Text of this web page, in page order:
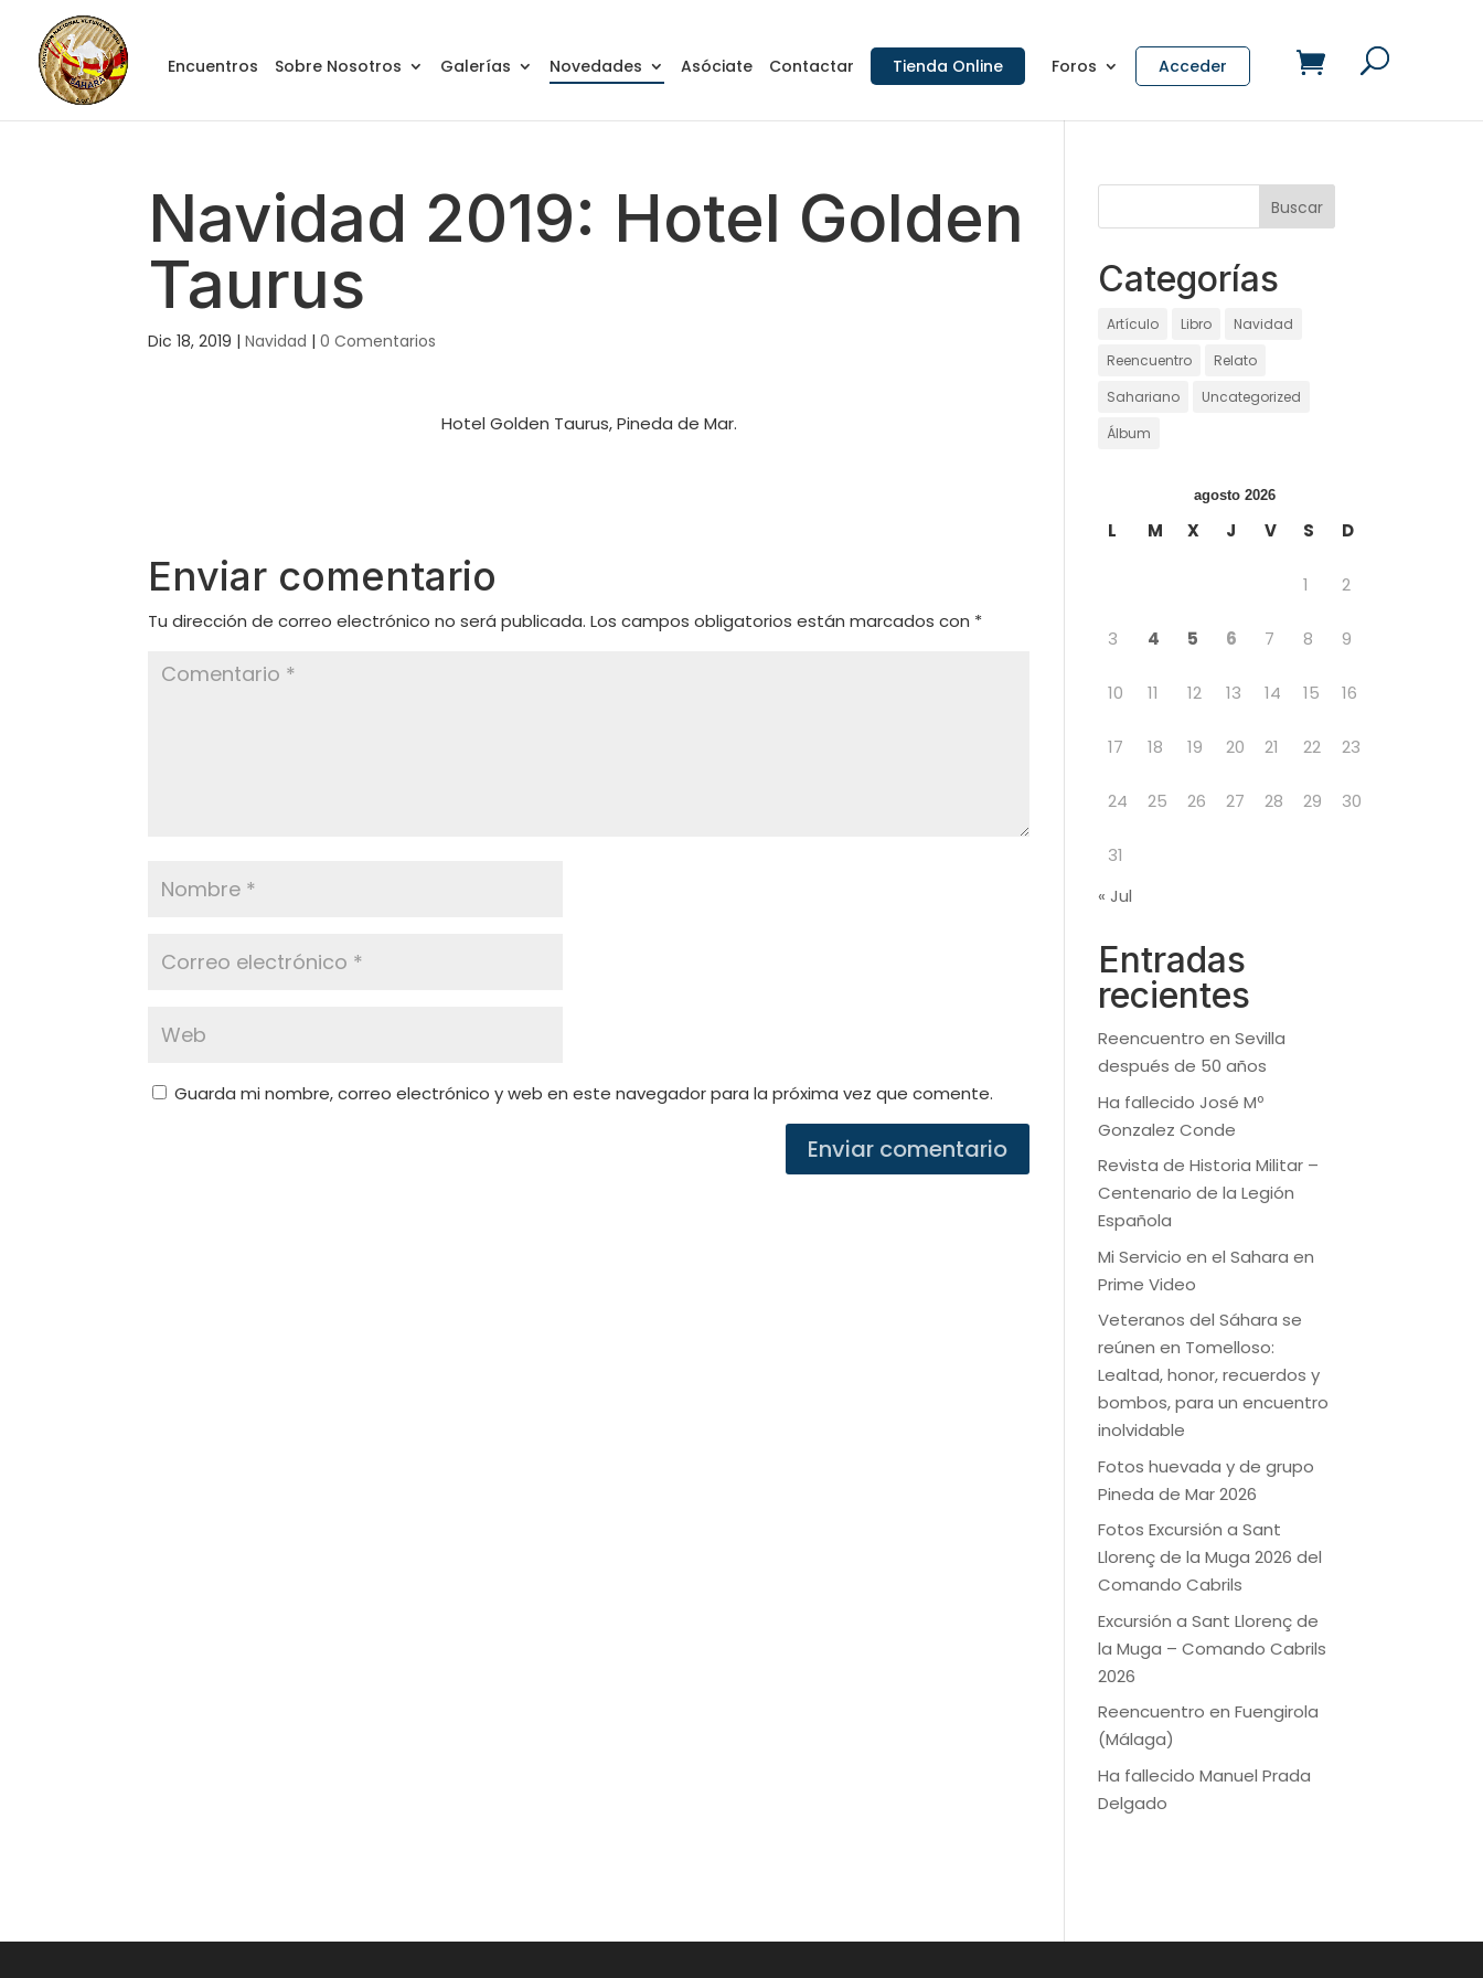
Encuentros Sobre Nosotros Galerías Novedades Asóciate Contactar Tienda Online Foros Acceder
Navidad 2019: Hotel Golden
Taurus
Dic 18, 2019 |Navidad |0 Comentarios
Hotel Golden Taurus, Pineda de Mar.
Enviar comentario
Tu dirección de correo electrónico no será publicada. Los campos obligatorios están marcados con *
Guarda mi nombre, correo electrónico y web en este navegador para la próxima vez que comente.
Categorías
Artículo Libro
Navidad
Reencuentro
Relato
Sahariano
Uncategorized
Álbum
agosto 2026
L M X J V S D
1 2
3 4 5 6 7 8 9
10 11 12 13 14 15 16
17 18 19 20 21 22 23
24 25 26 27 28 29 30
31
« Jul
Entradas
recientes
Reencuentro en Sevilla
después de 50 años
Ha fallecido José Mº
Gonzalez Conde
Revista de Historia Militar –
Centenario de la Legión
Española
Mi Servicio en el Sahara en
Prime Video
Veteranos del Sáhara se
reúnen en Tomelloso:
Lealtad, honor, recuerdos y
bombos, para un encuentro
inolvidable
Fotos huevada y de grupo
Pineda de Mar 2026
Fotos Excursión a Sant
Llorenç de la Muga 2026 del
Comando Cabrils
Excursión a Sant Llorenç de
la Muga – Comando Cabrils
2026
Reencuentro en Fuengirola
(Málaga)
Ha fallecido Manuel Prada
Delgado